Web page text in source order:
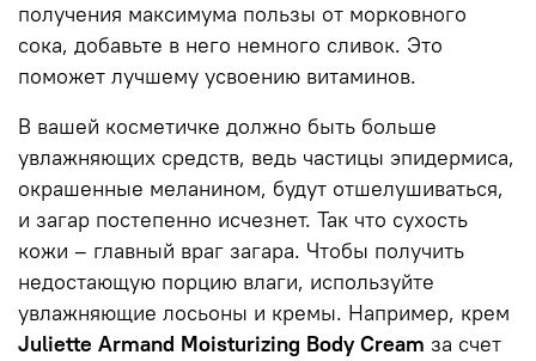
получения максимума пользы от морковного
сока, добавьте в него немного сливок. Это
поможет лучшему усвоению витаминов.
В вашей косметичке должно быть больше
увлажняющих средств, ведь частицы эпидермиса,
окрашенные меланином, будут отшелушиваться,
и загар постепенно исчезнет. Так что сухость
кожи – главный враг загара. Чтобы получить
недостающую порцию влаги, используйте
увлажняющие лосьоны и кремы. Например, крем
Juliette Armand Moisturizing Body Cream за счет